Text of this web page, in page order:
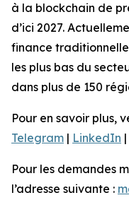
à la blockchain de
d’ici 2027.
finance
les plus bas du
dans plus de 150
Pour en savoir plus,
Telegram | LinkedIn |
Pour les demandes
l’adresse suivante :